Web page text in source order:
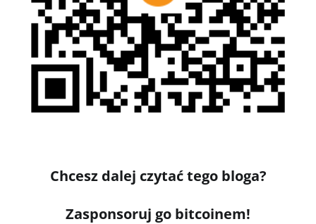
Chcesz dalej czytać tego bloga?
Zasponsoruj go bitcoinem!